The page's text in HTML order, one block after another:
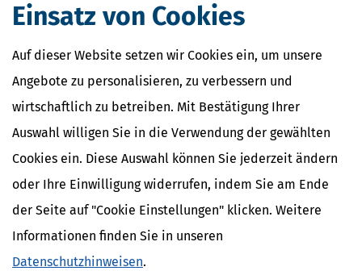
Einsatz von Cookies
Auf dieser Website setzen wir Cookies ein, um unsere
Angebote zu personalisieren, zu verbessern und
wirtschaftlich zu betreiben. Mit Bestätigung Ihrer
Auswahl willigen Sie in die Verwendung der gewählten
Cookies ein. Diese Auswahl können Sie jederzeit ändern
oder Ihre Einwilligung widerrufen, indem Sie am Ende
der Seite auf "Cookie Einstellungen" klicken. Weitere
Informationen finden Sie in unseren
Datenschutzhinweisen.
Finanzamt Döbeln
Finanzamt Leipzig I
Finanzamt Leipzig II
Suchen
Finanzamt - Infos